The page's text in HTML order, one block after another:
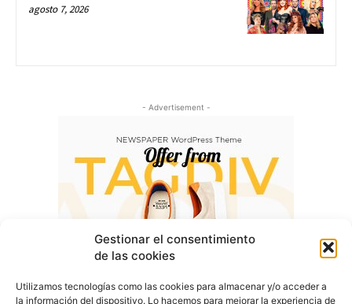
Gestionar el consentimiento
de las cookies
Utilizamos tecnologías como las cookies para almacenar y/o acceder a
la información del dispositivo. Lo hacemos para mejorar la experiencia de
agosto 7, 2026
- Advertisement -